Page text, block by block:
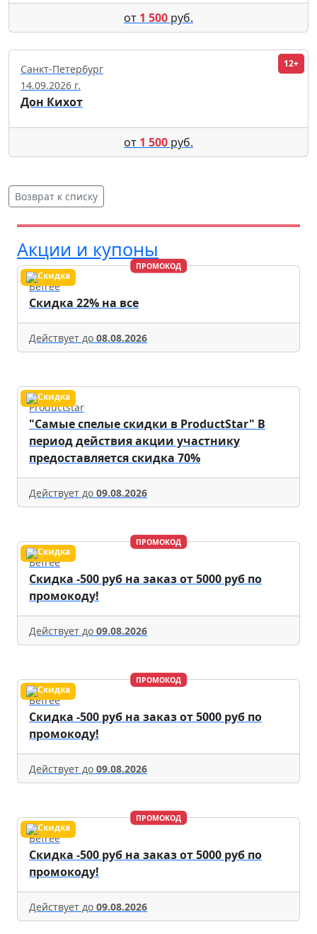
от 1 500 руб.
12+
Санкт-Петербург
14.09.2026 г.
Дон Кихот
от 1 500 руб.
Возврат к списку
Акции и купоны
ПРОМОКОД
Befree
Скидка 22% на все
Действует до 08.08.2026
Productstar
"Самые спелые скидки в ProductStar" В
период действия акции участнику
предоставляется скидка 70%
Действует до 09.08.2026
ПРОМОКОД
Befree
Скидка -500 руб на заказ от 5000 руб по
промокоду!
Действует до 09.08.2026
ПРОМОКОД
Befree
Скидка -500 руб на заказ от 5000 руб по
промокоду!
Действует до 09.08.2026
ПРОМОКОД
Befree
Скидка -500 руб на заказ от 5000 руб по
промокоду!
Действует до 09.08.2026